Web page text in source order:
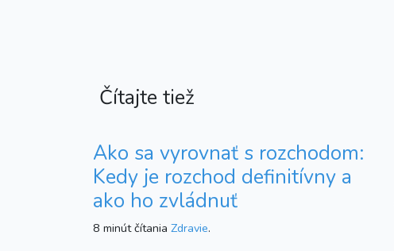
Čítajte tiež
Ako sa vyrovnať s rozchodom:
Kedy je rozchod definitívny a
ako ho zvládnuť
8 minút čítania Zdravie.